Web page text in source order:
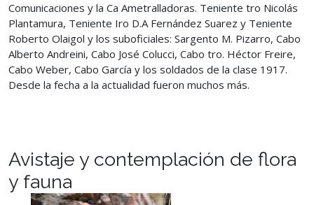
Comunicaciones y la Ca Ametralladoras. Teniente tro Nicolás
Plantamura, Teniente Iro D.A Fernández Suarez y Teniente
Roberto Olaigol y los suboficiales: Sargento M. Pizarro, Cabo
Alberto Andreini, Cabo José Colucci, Cabo tro. Héctor Freire,
Cabo Weber, Cabo García y los soldados de la clase 1917.
Desde la fecha a la actualidad fueron muchos más.
Avistaje y contemplación de flora
y fauna